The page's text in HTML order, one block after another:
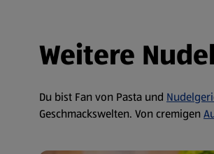
Weitere
Du bist Fan von Pasta und
Geschmackswelten. Von cremigen